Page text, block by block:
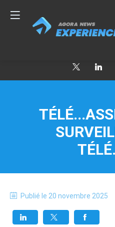
Publié le 20 novembre 2025